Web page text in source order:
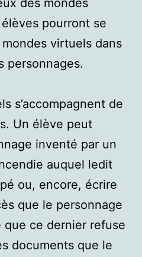
pourront se
virtuels dans
personnages.
s’accompagnent de
Un élève peut
inventé par un
auquel ledit
ou, encore, écrire
que le personnage
que ce dernier refuse
documents que le